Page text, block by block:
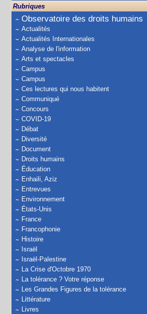
Rubriques
Observatoire des droits humains
Actualités
Actualités Internationales
Analyse de l'information
Arts et spectacles
Campus
Campus
Ces lectures qui nous habitent
Communiqué
Concours
COVID-19
Débat
Diversité
Document
Droits humains
Éducation
Enhaili, Aziz
Entrevues
Environnement
États-Unis
France
Francophonie
Histoire
Israël
Israël-Palestine
La Crise d'Octobre 1970
La tolérance ? Votre réponse
Les Grandes Figures de la tolérance
Littérature
Livres